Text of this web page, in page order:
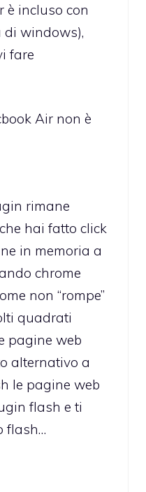
è incluso con
di windows),
fare
Air non è
rimane
hai fatto click
in memoria a
chrome
non “rompe”
quadrati
pagine web
alternativo a
le pagine web
flash e ti
flash…